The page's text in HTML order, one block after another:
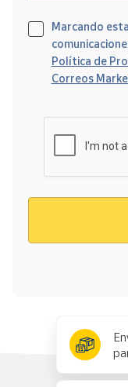
Marcando
Política de
Correos